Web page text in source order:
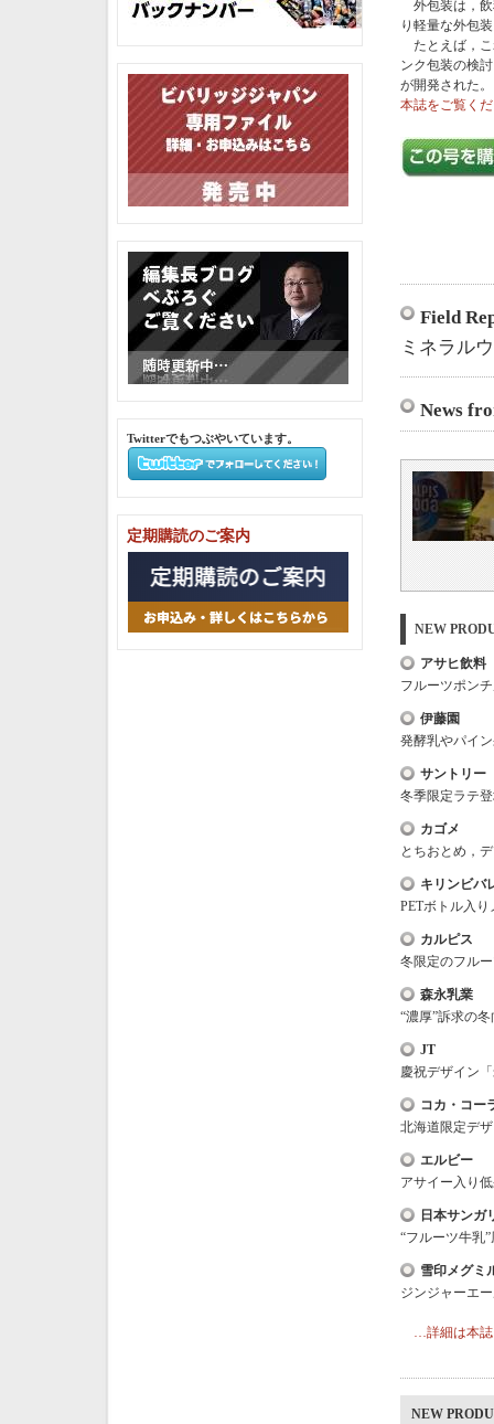
外包装は，飲
り軽量な外包
たとえば，こ
ンク包装の検
が開発された
本誌をご覧く
Field
ミネラル
News
NEW
アサヒ飲料
フルーツポン
伊藤園
発酵乳やパイ
サントリー
冬季限定ラテ
カゴメ
とちおとめ，
キリンビバ
PETボトル入
カルピス
冬限定のフル
森永乳業
“濃厚”訴求の
JT
慶祝デザイン
コカ・コー
北海道限定デ
エルビー
アサイー入り
日本サンガ
“フルーツ牛乳
雪印メグミ
ジンジャーエ
…詳細は本誌
NEW
Twitterでもつぶやいています。
定期購読のご案内